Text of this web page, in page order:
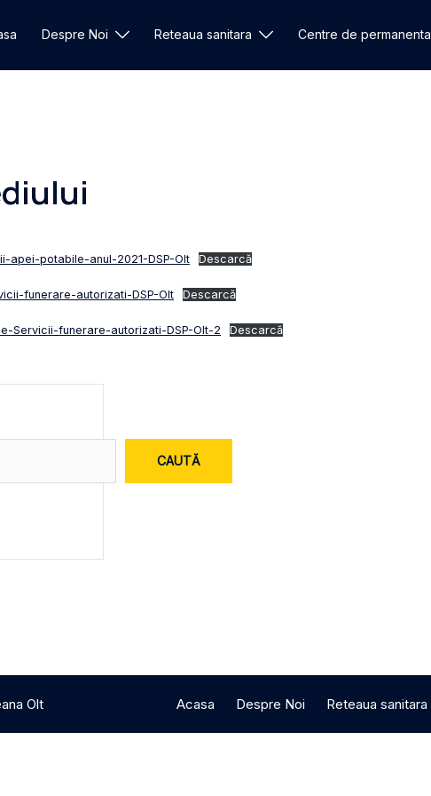
Despre Noi Reteaua sanitara Centre de permanenta
apei-potabile-anul-2021-DSP-Olt Descarcă
funerare-autorizati-DSP-Olt Descarcă
Servicii-funerare-autorizati-DSP-Olt-2 Descarcă
CAUTĂ
Olt Acasa Despre Noi Reteaua sanitara